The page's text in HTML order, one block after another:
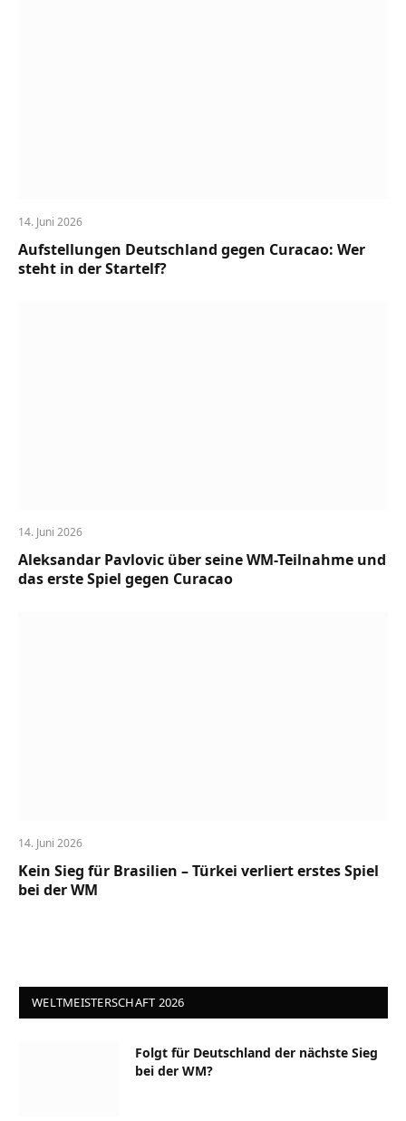
14. Juni 2026
Aufstellungen Deutschland gegen Curacao: Wer
steht in der Startelf?
14. Juni 2026
Aleksandar Pavlovic über seine WM-Teilnahme und
das erste Spiel gegen Curacao
14. Juni 2026
Kein Sieg für Brasilien – Türkei verliert erstes Spiel
bei der WM
WELTMEISTERSCHAFT 2026
Folgt für Deutschland der nächste Sieg
bei der WM?